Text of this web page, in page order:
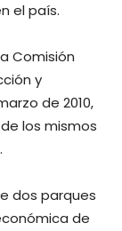
el país.
Comisión
y
de 2010,
los mismos
dos parques
de